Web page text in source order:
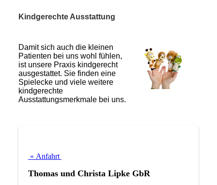
Kindgerechte Ausstattung
Damit sich auch die kleinen
Patienten bei uns wohl fühlen,
ist unsere Praxis kindgerecht
ausgestattet. Sie finden eine
Spielecke und viele weitere
kindgerechte
Ausstattungsmerkmale bei uns.
» Anfahrt
Thomas und Christa Lipke GbR